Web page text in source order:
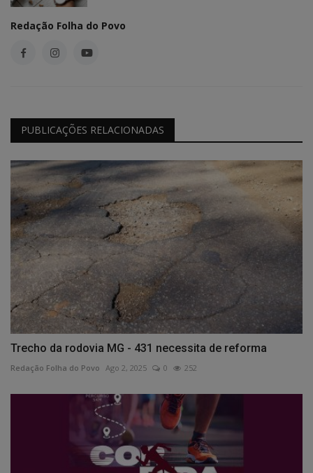
Redação Folha do Povo
PUBLICAÇÕES RELACIONADAS
Trecho da rodovia MG - 431 necessita de reforma
Redação Folha do Povo Ago 2, 2025 0 252